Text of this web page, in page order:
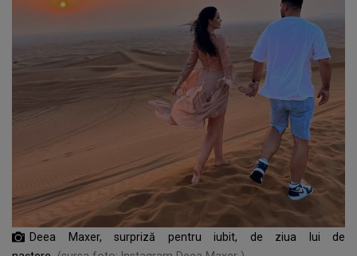
Deea Maxer, surpriză pentru iubit, de ziua lui de